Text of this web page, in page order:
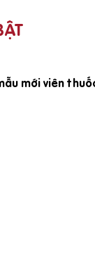
mới viên